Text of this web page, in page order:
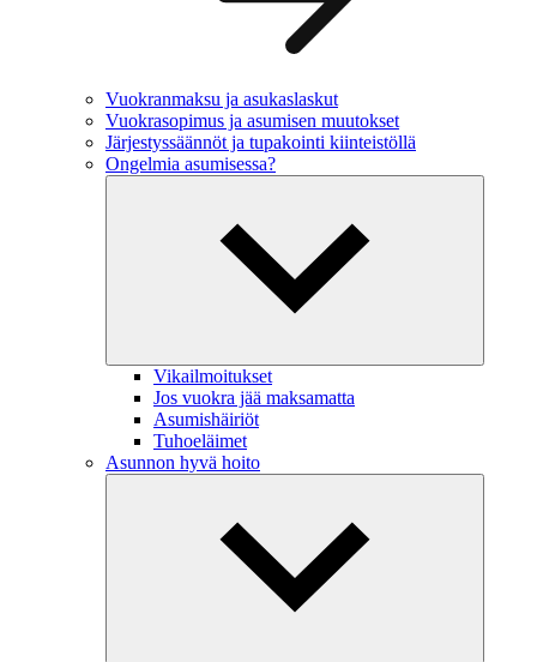
Vuokranmaksu ja asukaslaskut
Vuokrasopimus ja asumisen muutokset
Järjestyssäännöt ja tupakointi kiinteistöllä
Ongelmia asumisessa?
Vikailmoitukset
Jos vuokra jää maksamatta
Asumishäiriöt
Tuhoeläimet
Asunnon hyvä hoito